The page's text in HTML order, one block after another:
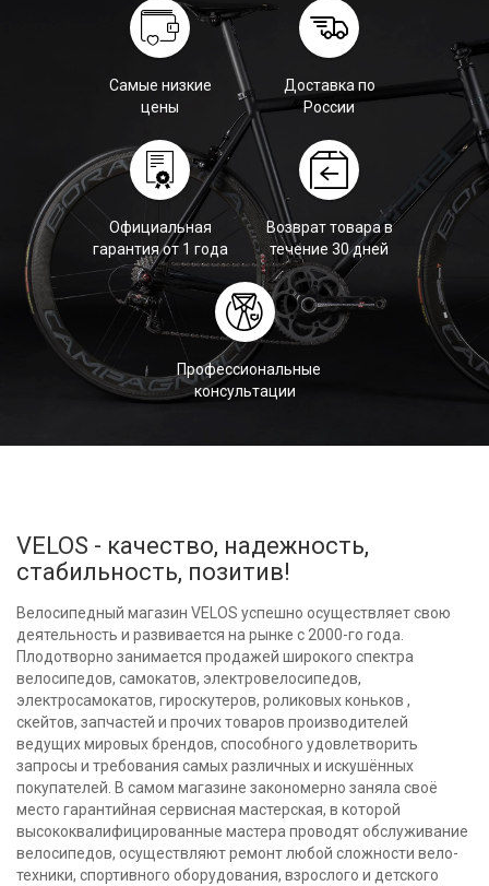
Самые низкие
цены
Доставка по
России
Официальная
гарантия от 1 года
Возврат товара в
течение 30 дней
Профессиональные
консультации
VELOS - качество, надежность,
стабильность, позитив!
Велосипедный магазин VELOS успешно осуществляет свою
деятельность и развивается на рынке с 2000-го года.
Плодотворно занимается продажей широкого спектра
велосипедов, самокатов, электровелосипедов,
электросамокатов, гироскутеров, роликовых коньков ,
скейтов, запчастей и прочих товаров производителей
ведущих мировых брендов, способного удовлетворить
запросы и требования самых различных и искушённых
покупателей. В самом магазине закономерно заняла своё
место гарантийная сервисная мастерская, в которой
высококвалифицированные мастера проводят обслуживание
велосипедов, осуществляют ремонт любой сложности вело-
техники, спортивного оборудования, взрослого и детского